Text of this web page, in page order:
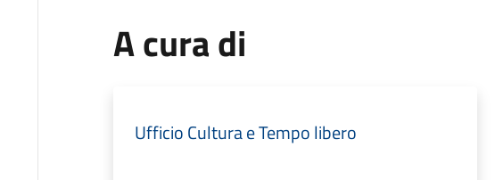
A cura di
Ufficio Cultura e Tempo libero